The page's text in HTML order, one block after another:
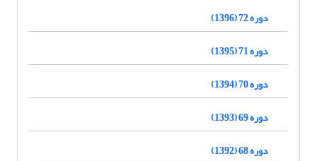
دوره 72 (1396)
دوره 71 (1395)
دوره 70 (1394)
دوره 69 (1393)
دوره 68 (1392)